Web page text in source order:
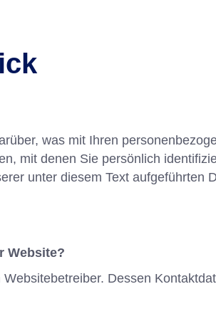
was mit Ihren
mit denen Sie persönlich
unter diesem Text aufgeführten
Website?
Dessen